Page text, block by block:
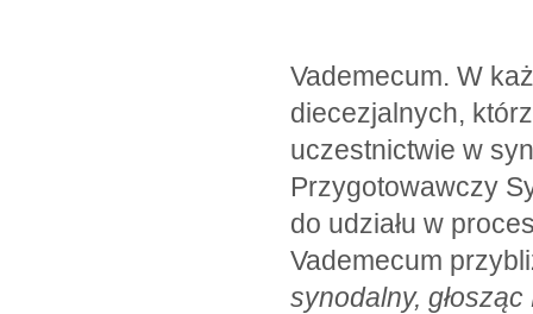
Vademecum. W
diecezjalnych,
uczestnictwie w
Przygotowawczy
do udziału w
Vademecum
synodalny,